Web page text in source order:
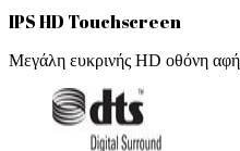
IPS HD Touchscreen
Μεγάλη ευκρινής HD οθόνη